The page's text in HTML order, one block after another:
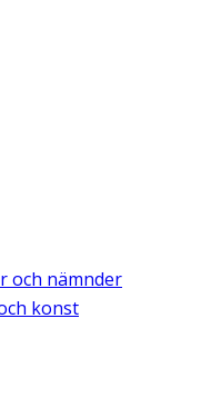
och nämnder
konst